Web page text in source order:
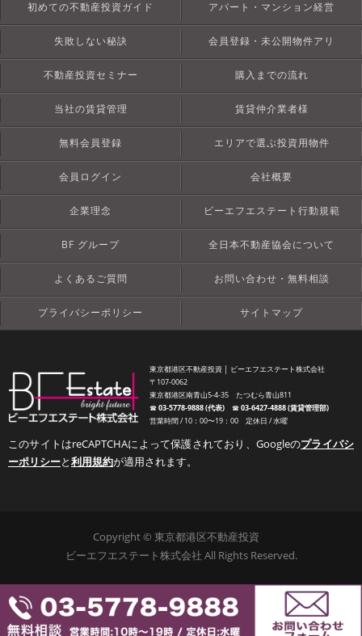
初めての不動産投資ガイド アパート・マンション経営
失敗しない秘訣 会員登録・未公開物件アリ
不動産投資セミナー 購入までの流れ
当社の賃貸管理 賃貸仲介業者様
無料会員登録 エリアで選ぶ投資用物件
会員ログイン 会社概要
企業理念 ビーエフエステート行動規範
BF グループ 全日本不動産協会について
よくあるご質問 お問い合わせ・無料相談
プライバシーポリシー サイトマップ
東京都港区不動産投資 │ ビーエフエステート株式会社
〒107-0062
東京都港区南青山5-4-35 たつむら青山811
☎︎03-5778-9888 (代表)☎︎03-6427-4888 (賃貸管理部)
営業時間 / 10：00〜19：00 定休日 / 水曜
このサイトはreCAPTCHAによって保護されており、Googleのプライバシ
ーポリシーと利用規約が適用されます。
Copyright © 東京都港区不動産投資
ビーエフエステート株式会社 All Rights Reserved.